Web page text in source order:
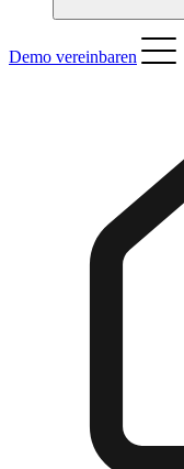
Demo vereinbaren